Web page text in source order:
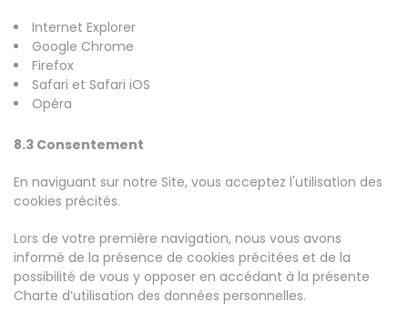
Internet Explorer
Google Chrome
Firefox
Safari et Safari iOS
Opéra
8.3 Consentement
En naviguant sur notre Site, vous acceptez l'utilisation des
cookies précités.
Lors de votre première navigation, nous vous avons
informé de la présence de cookies précitées et de la
possibilité de vous y opposer en accédant à la présente
Charte d’utilisation des données personnelles.